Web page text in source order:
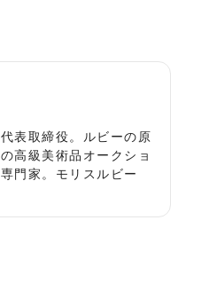
表取締役。ルビーの原
高級美術品オークショ
門家。モリスルビー